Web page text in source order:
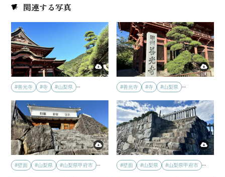
関連する写真
#善光寺 #寺 #山梨県 #善光寺 #寺 #山梨県
#壁面 #山梨県 #山梨県甲府市 #壁面 #山梨県 #山梨県甲府市